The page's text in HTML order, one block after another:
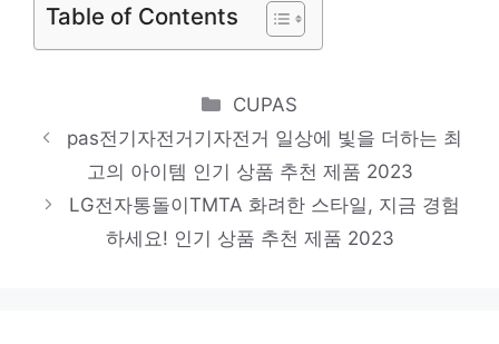
Table of Contents
Categories
CUPAS
pas전기자전거기자전거 일상에 빛을 더하는 최
고의 아이템 인기 상품 추천 제품 2023
LG전자통돌이TMTA 화려한 스타일, 지금 경험
하세요! 인기 상품 추천 제품 2023